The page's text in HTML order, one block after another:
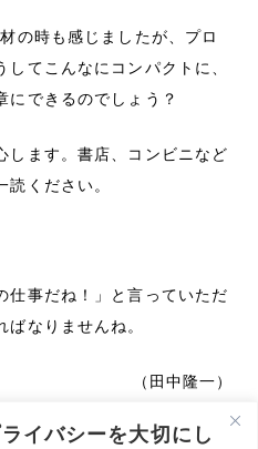
イバシーを大切にし
の時も感じましたが、プロ
てこんなにコンパクトに、
にできるのでしょう？
します。書店、コンビニなど
ください。
仕事だね！」と言っていただ
なりませんね。
（田中隆一）